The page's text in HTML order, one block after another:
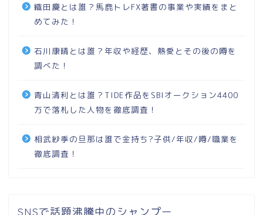
織田慶とは誰？馬鹿トレFX著書の事業や実績をまと
めてみた！
石川康晴とは誰？年収や経歴、熱愛とその後の噂を
調べた！
青山清利とは誰？TIDE作品をSBIオークション4400
万で落札した人物を徹底調査！
相武紗季の旦那は誰で金持ち?子供/年収/噂/職業を
徹底調査！
SNSで話題沸騰中のシャンプー